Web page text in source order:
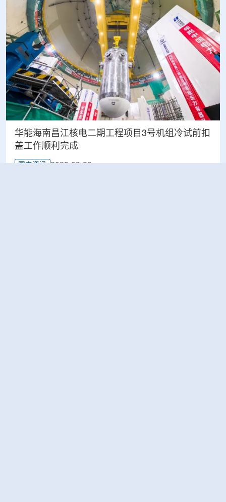
华能海南昌江核电二期工程项目3号机组冷试前扣
盖工作顺利完成
国内资讯 2025-03-26